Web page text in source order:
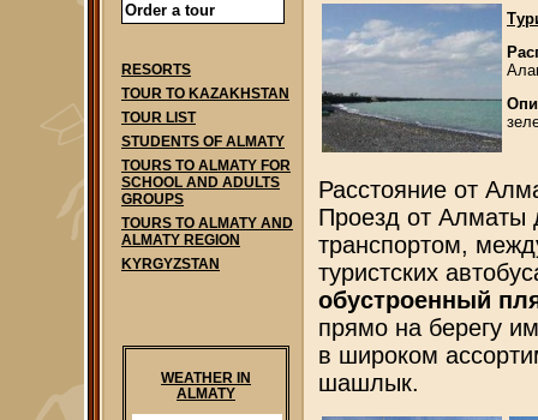
Order a tour
RESORTS
TOUR TO KAZAKHSTAN
TOUR LIST
STUDENTS OF ALMATY
TOURS TO ALMATY FOR
SCHOOL AND ADULTS
GROUPS
TOURS TO ALMATY AND
ALMATY REGION
KYRGYZSTAN
WEATHER IN
ALMATY
Расстояние от
Проезд от Алматы
транспортом,
туристских
обустроенный
прямо на берегу
в широком
шашлык.